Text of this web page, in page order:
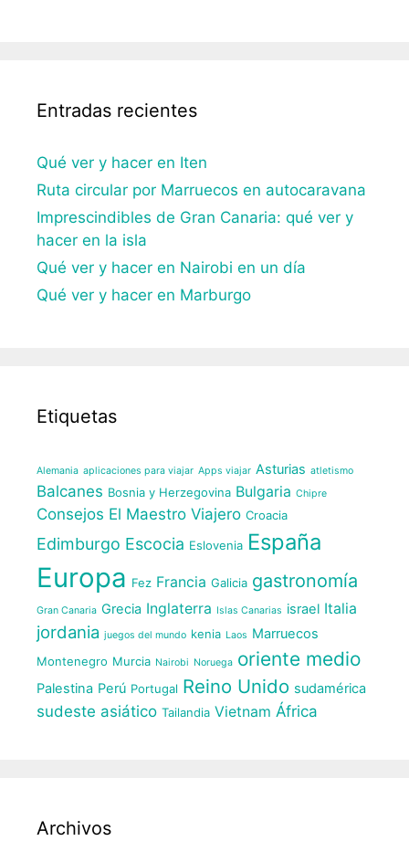
Entradas recientes
Qué ver y hacer en Iten
Ruta circular por Marruecos en autocaravana
Imprescindibles de Gran Canaria: qué ver y
hacer en la isla
Qué ver y hacer en Nairobi en un día
Qué ver y hacer en Marburgo
Etiquetas
Alemania aplicaciones para viajar Apps viajar Asturias atletismo
Balcanes Bosnia y Herzegovina Bulgaria Chipre
Consejos El Maestro Viajero Croacia
Edimburgo Escocia Eslovenia España
Europa Fez Francia Galicia gastronomía
Gran Canaria Grecia Inglaterra Islas Canarias israel Italia
jordania juegos del mundo kenia Laos Marruecos
Montenegro Murcia Nairobi Noruega oriente medio
Palestina Perú Portugal Reino Unido sudamérica
sudeste asiático Tailandia Vietnam África
Archivos